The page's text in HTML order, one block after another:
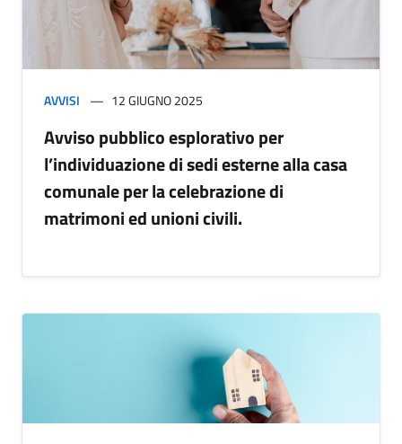
AVVISI 12 GIUGNO 2025
Avviso pubblico esplorativo per
l’individuazione di sedi esterne alla casa
comunale per la celebrazione di
matrimoni ed unioni civili.